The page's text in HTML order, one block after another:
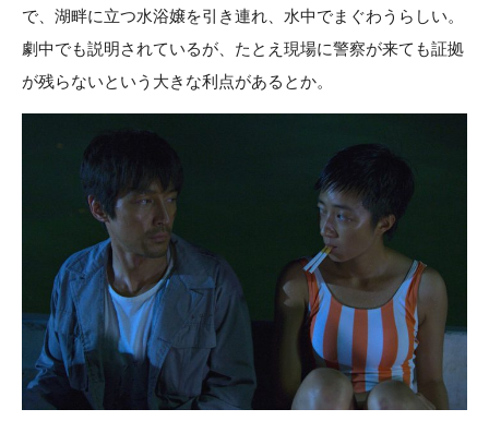
で、湖畔に立つ水浴嬢を引き連れ、水中でまぐわうらしい。
劇中でも説明されているが、たとえ現場に警察が来ても証拠
が残らないという大きな利点があるとか。